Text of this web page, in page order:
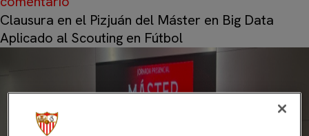
Clausura en el Pizjuán del Máster en Big Data
Aplicado al Scouting en Fútbol